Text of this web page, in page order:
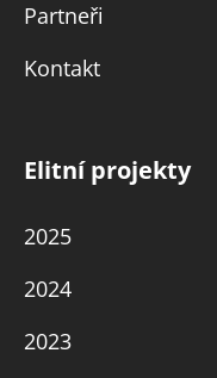
Partneři
Kontakt
Elitní projekty
2025
2024
2023